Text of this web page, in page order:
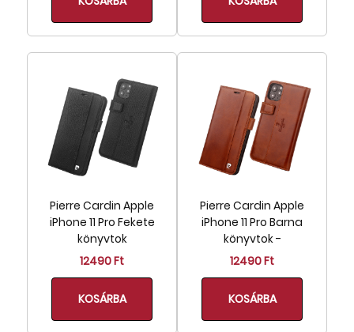
Pierre Cardin Apple
iPhone 11 Pro Fekete
könyvtok
12490 Ft
KOSÁRBA
Pierre Cardin Apple
iPhone 11 Pro Barna
könyvtok -
12490 Ft
KOSÁRBA